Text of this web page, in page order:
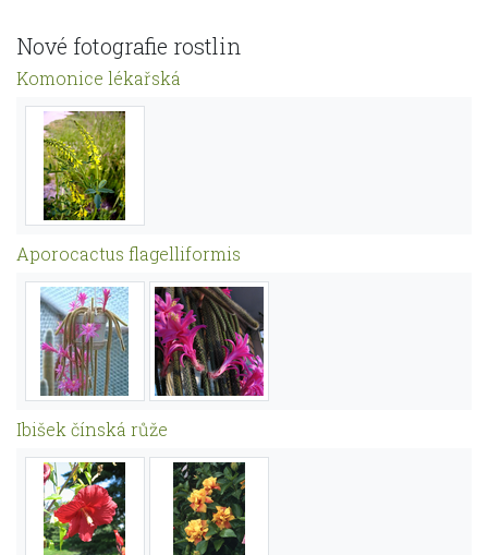
Nové fotografie rostlin
Komonice lékařská
Aporocactus flagelliformis
Ibišek čínská růže